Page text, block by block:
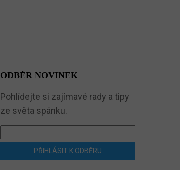
ODBĚR NOVINEK
Pohlídejte si zajímavé rady a tipy
ze světa spánku.
PŘIHLÁSIT K ODBĚRU